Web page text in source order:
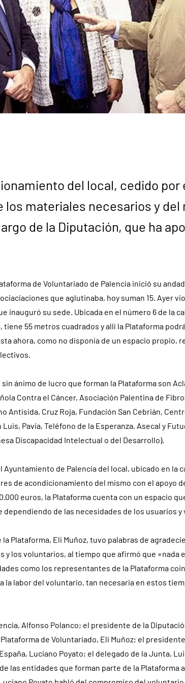
del local, cedido por
los materiales necesarios y del
de la Diputación, que ha
de Voluntariado de Palencia inició su
que aglutinaba, hoy suman 15. Ayer
inauguró su sede. Ubicada en el número 6 de la
tiene 55 metros cuadrados y allí la Plataforma
ahora, como no disponía de un espacio propio,
ánimo de lucro que forman la Plataforma son
Contra el Cáncer, Asociación Palentina de
Antisida, Cruz Roja, Fundación San Cebrián,
Luis, Pavia, Teléfono de la Esperanza, Asecal y
Discapacidad Intelectual o del Desarrollo).
Ayuntamiento de Palencia del local, ubicado en la
de acondicionamiento del mismo con el apoyo
euros, la Plataforma cuenta con un espacio
dependiendo de las necesidades de los usuarios
Plataforma, Eli Muñoz, tuvo palabras de
y los voluntarios, al tiempo que afirmó que «nada
como los representantes de la Plataforma
la labor del voluntario, tan necesaria en estos
Alfonso Polanco; el presidente de la
de Voluntariado, Eli Muñoz; el
Luciano Poyato; el delegado de la Junta,
las entidades que forman parte de la Plataforma